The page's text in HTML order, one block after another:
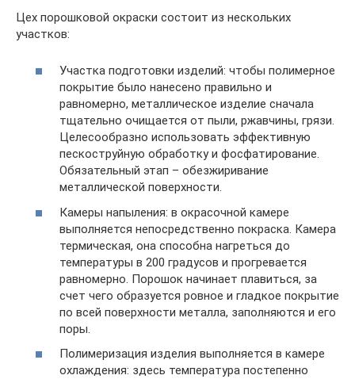
Цех порошковой окраски состоит из нескольких
участков:
Участка подготовки изделий: чтобы полимерное
покрытие было нанесено правильно и
равномерно, металлическое изделие сначала
тщательно очищается от пыли, ржавчины, грязи.
Целесообразно использовать эффективную
пескоструйную обработку и фосфатирование.
Обязательный этап – обезжиривание
металлической поверхности.
Камеры напыления: в окрасочной камере
выполняется непосредственно покраска. Камера
термическая, она способна нагреться до
температуры в 200 градусов и прогревается
равномерно. Порошок начинает плавиться, за
счет чего образуется ровное и гладкое покрытие
по всей поверхности металла, заполняются и его
поры.
Полимеризация изделия выполняется в камере
охлаждения: здесь температура постепенно